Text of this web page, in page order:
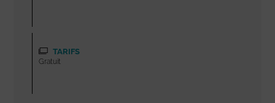
TARIFS
Gratuit